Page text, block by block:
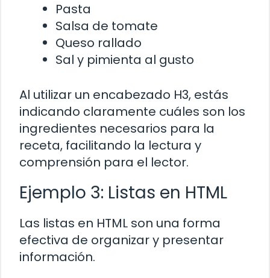
Pasta
Salsa de tomate
Queso rallado
Sal y pimienta al gusto
Al utilizar un encabezado H3, estás
indicando claramente cuáles son los
ingredientes necesarios para la
receta, facilitando la lectura y
comprensión para el lector.
Ejemplo 3: Listas en HTML
Las listas en HTML son una forma
efectiva de organizar y presentar
información.